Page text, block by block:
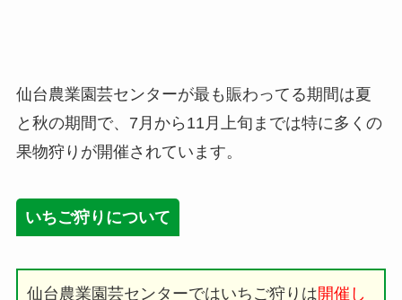
仙台農業園芸センターが最も賑わってる期間は夏
と秋の期間で、7月から11月上旬までは特に多くの
果物狩りが開催されています。
いちご狩りについて
仙台農業園芸センターではいちご狩りは開催し